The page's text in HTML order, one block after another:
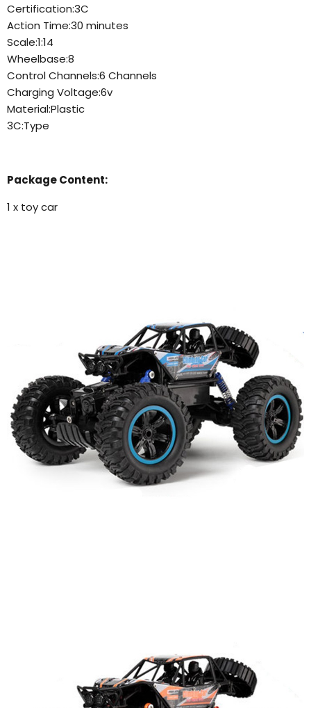
Certification:3C
Action Time:30 minutes
Scale:1:14
Wheelbase:8
Control Channels:6 Channels
Charging Voltage:6v
Material:Plastic
3C:Type
Package Content:
1 x toy car